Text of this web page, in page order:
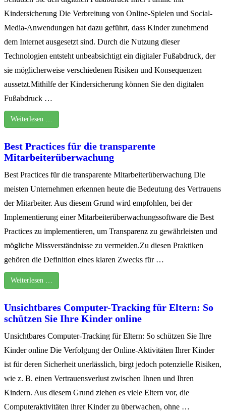
Kindersicherung Die Verbreitung von Online-Spielen und Social-
Media-Anwendungen hat dazu geführt, dass Kinder zunehmend
dem Internet ausgesetzt sind. Durch die Nutzung dieser
Technologien entsteht unbeabsichtigt ein digitaler Fußabdruck, der
sie möglicherweise verschiedenen Risiken und Konsequenzen
aussetzt.Mithilfe der Kindersicherung können Sie den digitalen
Fußabdruck …
Weiterlesen …
Best Practices für die transparente
Mitarbeiterüberwachung
Best Practices für die transparente Mitarbeiterüberwachung Die
meisten Unternehmen erkennen heute die Bedeutung des Vertrauens
der Mitarbeiter. Aus diesem Grund wird empfohlen, bei der
Implementierung einer Mitarbeiterüberwachungssoftware die Best
Practices zu implementieren, um Transparenz zu gewährleisten und
mögliche Missverständnisse zu vermeiden.Zu diesen Praktiken
gehören die Definition eines klaren Zwecks für …
Weiterlesen …
Unsichtbares Computer-Tracking für Eltern: So
schützen Sie Ihre Kinder online
Unsichtbares Computer-Tracking für Eltern: So schützen Sie Ihre
Kinder online Die Verfolgung der Online-Aktivitäten Ihrer Kinder
ist für deren Sicherheit unerlässlich, birgt jedoch potenzielle Risiken,
wie z. B. einen Vertrauensverlust zwischen Ihnen und Ihren
Kindern. Aus diesem Grund ziehen es viele Eltern vor, die
Computeraktivitäten ihrer Kinder zu überwachen, ohne …